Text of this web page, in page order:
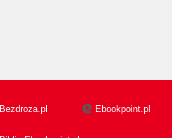
Bezdroza.pl Ebookpoint.pl